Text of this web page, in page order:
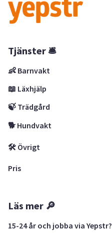
Tjänster 🛎
👶 Barnvakt
📖 Läxhjälp
🍃 Trädgård
🐕 Hundvakt
🛠 Övrigt
Pris
Läs mer 🔎
15-24 år och jobba via Yepstr?